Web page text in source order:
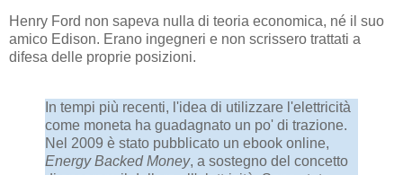
Henry Ford non sapeva nulla di teoria economica, né il suo
amico Edison. Erano ingegneri e non scrissero trattati a
difesa delle proprie posizioni.
In tempi più recenti, l'idea di utilizzare l'elettricità
come moneta ha guadagnato un po' di trazione.
Nel 2009 è stato pubblicato un ebook online,
Energy Backed Money, a sostegno del concetto